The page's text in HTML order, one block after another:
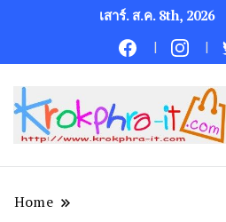
เสาร์. ส.ค. 8th, 2026
Home